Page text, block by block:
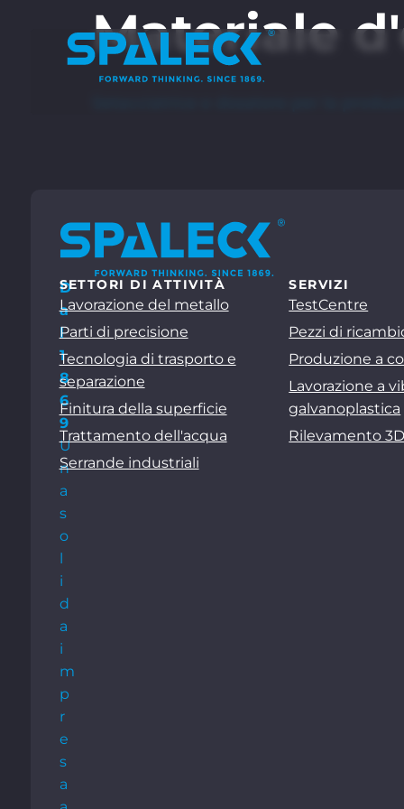
Materiale
D
a
l
1
8
6
9
U
n
a
s
o
l
i
d
a
i
m
p
r
e
s
a
SETTORI DI ATTIVITÀ
Lavorazione del metallo
Parti di precisione
Tecnologia di trasporto e
separazione
Finitura della superficie
Trattamento dell'acqua
Serrande industriali
SERVIZI
TestCentre
Pezzi di
Produzione a
Lavorazione a
galvanoplastica
Rilevamento 3D